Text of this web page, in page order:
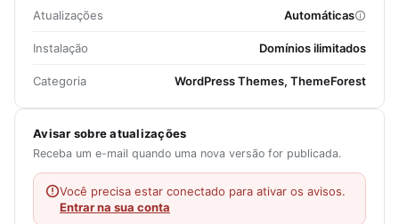
Atualizações Automáticas
Instalação Domínios ilimitados
Categoria WordPress Themes, ThemeForest
Avisar sobre atualizações
Receba um e-mail quando uma nova versão for publicada.
Você precisa estar conectado para ativar os avisos.
Entrar na sua conta